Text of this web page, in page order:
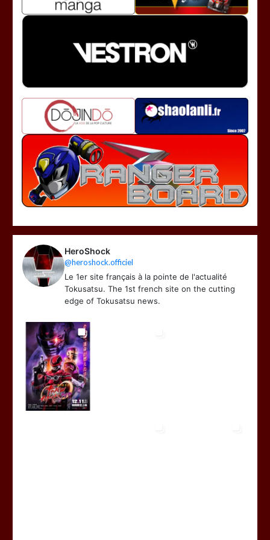
HeroShock
@heroshock.officiel
Le 1er site français à la pointe de l'actualité
Tokusatsu. The 1st french site on the cutting
edge of Tokusatsu news.